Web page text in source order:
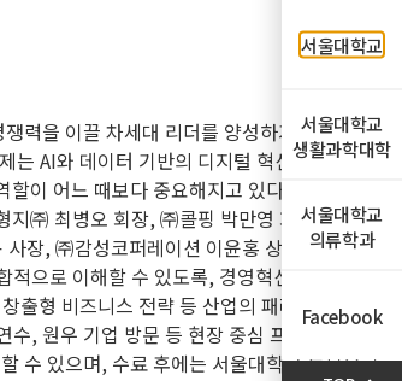
을 이끌 차세대 리더를 양성하기 위해 ‘패션산
는 AI와 데이터 기반의 디지털 혁신, 글로벌 시
이 어느 때보다 중요해지고 있다. 서울대학
㈜ 최병오 회장, ㈜콜핑 박만영 회장, ㈜충남섬
장, ㈜감성코퍼레이션 이윤홍 상무, ㈜BYC 이
으로 이해할 수 있도록, 경영혁신·전략·리더
형 비즈니스 전략 등 산업의 패러다임 변화
, 원우 기업 방문 등 현장 중심 프로그램이 운영
수 있으며, 수료 후에는 서울대학교 동문으로
서울대학교
서울대학교
생활과학대학
서울대학교
의류학과
Facebook